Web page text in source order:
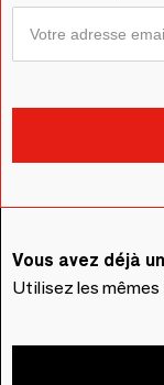
Vous avez déjà
Utilisez les